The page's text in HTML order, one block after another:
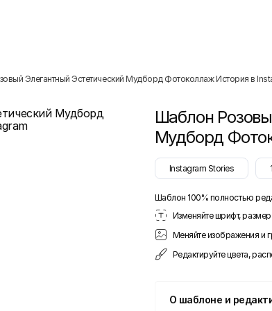
Элегантный Эстетический Мудборд Фотоколлаж История в
Шаблон
Мудборд
Instagram Stories
Шаблон 100% полностью
Изменяйте шрифт, размер
Меняйте изображения и
Редактируйте цвета,
О шаблоне и